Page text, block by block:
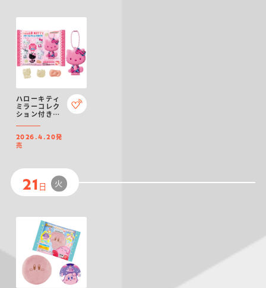
ハローキティ
ミラーコレク
ション付きグ
2026.4.20発
売
21 日 火